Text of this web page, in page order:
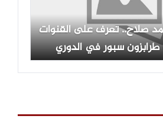
صلاح.. تعرف على القنوات
طرابزون سبور في الدوري